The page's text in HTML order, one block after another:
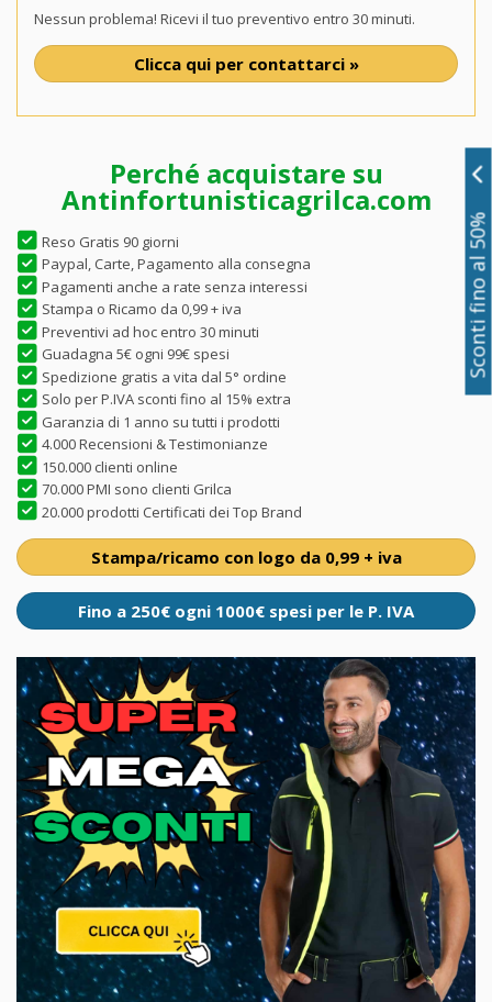
Nessun problema! Ricevi il tuo preventivo entro 30 minuti.
Clicca qui per contattarci »
Perché acquistare su
Antinfortunisticagrilca.com
Reso Gratis 90 giorni
Paypal, Carte, Pagamento alla consegna
Pagamenti anche a rate senza interessi
Stampa o Ricamo da 0,99 + iva
Preventivi ad hoc entro 30 minuti
Guadagna 5€ ogni 99€ spesi
Spedizione gratis a vita dal 5° ordine
Solo per P.IVA sconti fino al 15% extra
Garanzia di 1 anno su tutti i prodotti
4.000 Recensioni & Testimonianze
150.000 clienti online
70.000 PMI sono clienti Grilca
20.000 prodotti Certificati dei Top Brand
Stampa/ricamo con logo da 0,99 + iva
Fino a 250€ ogni 1000€ spesi per le P. IVA
Sconti fino al 50%